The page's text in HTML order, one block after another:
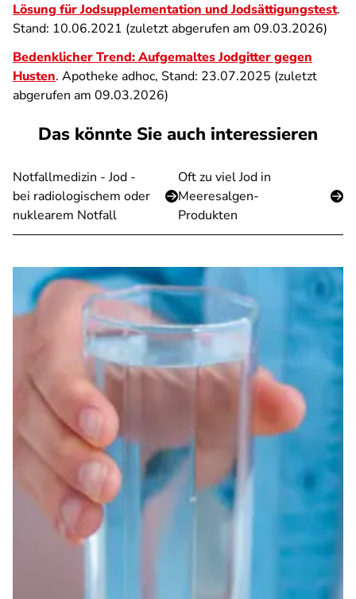
Lösung für Jodsupplementation und Jodsättigungstest.
Stand: 10.06.2021 (zuletzt abgerufen am 09.03.2026)
Bedenklicher Trend: Aufgemaltes Jodgitter gegen
Husten. Apotheke adhoc, Stand: 23.07.2025 (zuletzt
abgerufen am 09.03.2026)
Das könnte Sie auch interessieren
Notfallmedizin - Jod -
bei radiologischem oder
nuklearem Notfall
Oft zu viel Jod in
Meeresalgen-
Produkten